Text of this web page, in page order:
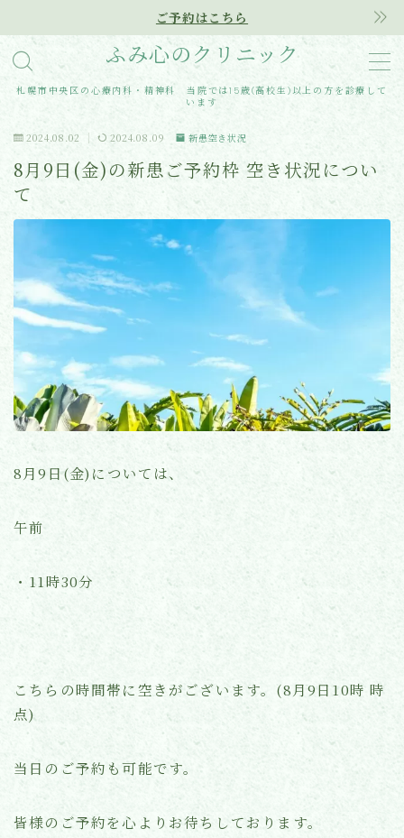
ご予約はこちら
ふみ心のクリニック
札幌市中央区の心療内科・精神科 当院では15歳(高校生)以上の方を診療して
います
MENU
Home
クリニック紹介
診療内容
医師紹介
はじめての方へ
ご予約はこちらから
よくあるご質問
お知らせ(ブログ)
2024.08.02 2024.08.09 新患空き状況
8月9日(金)の新患ご予約枠 空き状況につい
て
8月9日(金)については、
午前
・11時30分
こちらの時間帯に空きがございます。(8月9日10時 時
点)
当日のご予約も可能です。
皆様のご予約を心よりお待ちしております。